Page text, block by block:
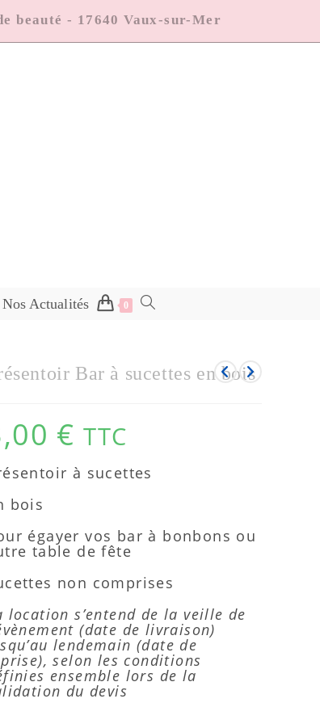
beauté - 17640 Vaux-sur-Mer
Nos Actualités 0
Bar à sucettes en bois
€ TTC
à sucettes
bois
égayer vos bar à bonbons ou
table de fête
non comprises
location s’entend de la veille de
(date de livraison)
lendemain (date de
selon les conditions
ensemble lors de la
du devis